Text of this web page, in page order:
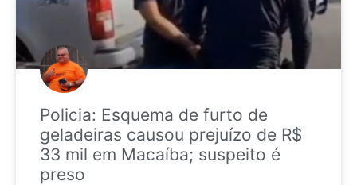
Policia: Esquema de furto de
geladeiras causou prejuízo de R$
33 mil em Macaíba; suspeito é
preso